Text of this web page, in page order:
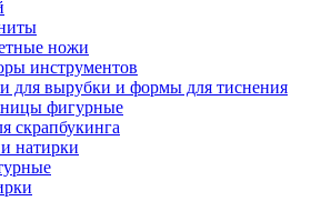
ножи
инструментов
для вырубки и формы для тиснения
фигурные
скрапбукинга
натирки